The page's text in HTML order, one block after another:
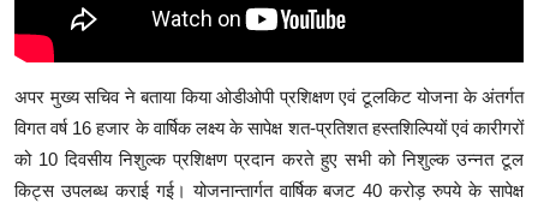
अपर मुख्य सचिव ने बताया किया ओडीओपी प्रशिक्षण एवं टूलकिट योजना के अंतर्गत
विगत वर्ष 16 हजार के वार्षिक लक्ष्य के सापेक्ष शत-प्रतिशत हस्तशिल्पियों एवं कारीगरों
को 10 दिवसीय निशुल्क प्रशिक्षण प्रदान करते हुए सभी को निशुल्क उन्नत टूल
किट्स उपलब्ध कराई गई। योजनान्तार्गत वार्षिक बजट 40 करोड़ रुपये के सापेक्ष